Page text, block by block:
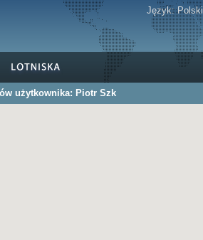
Język:Polski
użytkownika: Piotr Szk